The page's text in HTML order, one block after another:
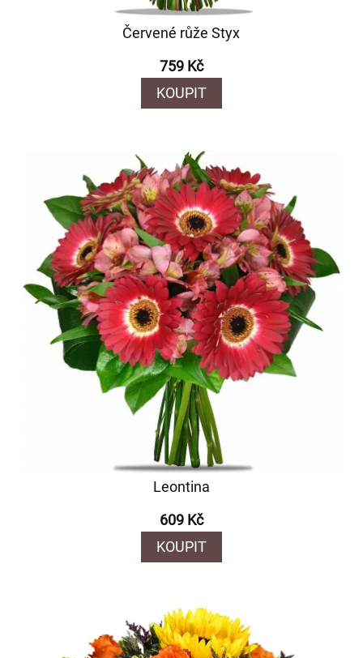
Červené růže Styx
759 Kč
KOUPIT
Leontina
609 Kč
KOUPIT